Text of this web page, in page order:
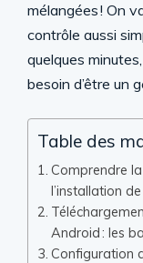
mélangées ! On
contrôle aussi
quelques
besoin d’être un
Table des
Comprendre
l’installation
Android : les
Configuration